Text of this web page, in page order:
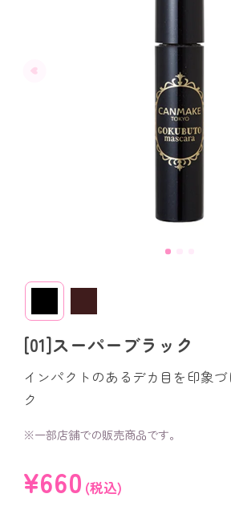
[01]スーパーブラック
インパクトのあるデカ目を印象
ク
※一部店舗での販売商品です。
¥660 (税込)